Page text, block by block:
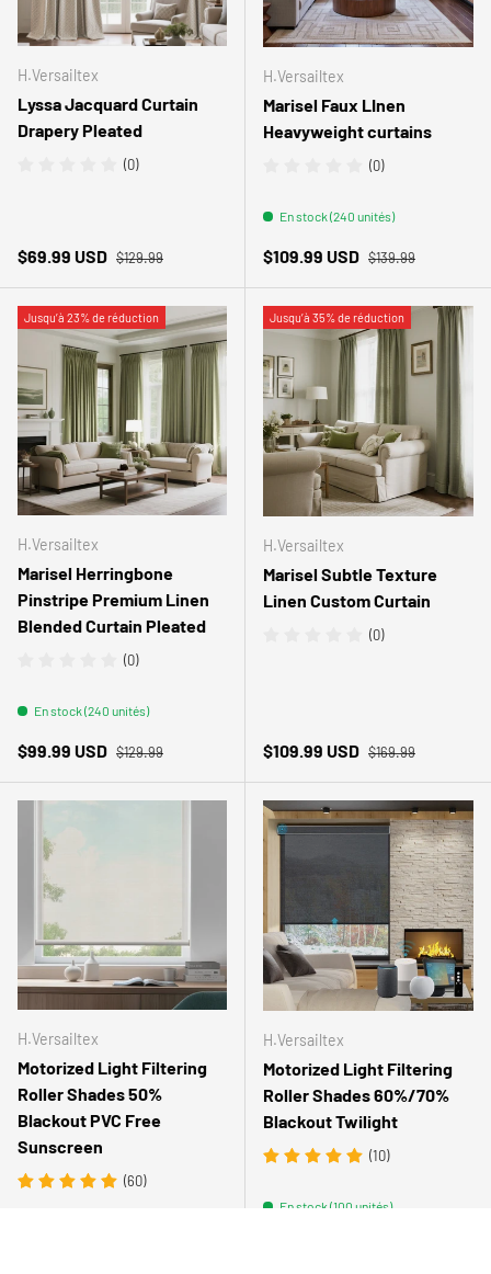
H.Versailtex
Lyssa Jacquard Curtain
Drapery Pleated
(0)
Prix soldé
$69.99 USD Prix habituel
$129.99
H.Versailtex
Marisel Faux LInen
Heavyweight curtains
(0)
En stock (240 unités)
Prix soldé
$109.99 USD Prix habituel
$139.99
Jusqu’à 23% de réduction
H.Versailtex
Marisel Herringbone
Pinstripe Premium Linen
Blended Curtain Pleated
(0)
En stock (240 unités)
Prix soldé
$99.99 USD Prix habituel
$129.99
Jusqu’à 35% de réduction
H.Versailtex
Marisel Subtle Texture
Linen Custom Curtain
(0)
Prix soldé
$109.99 USD Prix habituel
$169.99
H.Versailtex
Motorized Light Filtering
Roller Shades 50%
Blackout PVC Free
Sunscreen
(60)
H.Versailtex
Motorized Light Filtering
Roller Shades 60%/70%
Blackout Twilight
(10)
En stock (100 unités)